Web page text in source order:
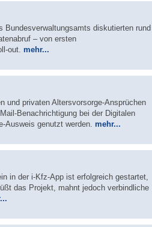
Bundesverwaltungsamts diskutierten rund
– von ersten
out. mehr...
und privaten Altersvorsorge-Ansprüchen
Benachrichtigung bei der Digitalen
Ausweis genutzt werden. mehr...
in der i-Kfz-App ist erfolgreich gestartet,
das Projekt, mahnt jedoch verbindliche